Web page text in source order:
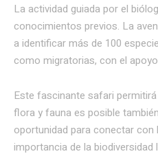
La actividad guiada por el
conocimientos previos. La
a identificar más de 100
como migratorias, con el
Este fascinante safari
flora y fauna es posible
oportunidad para conectar con
importancia de la biodiversidad